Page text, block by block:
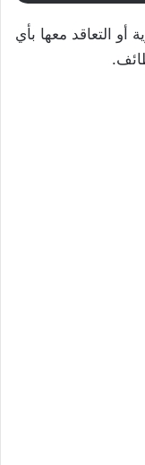
أو التعاقد معها بأي